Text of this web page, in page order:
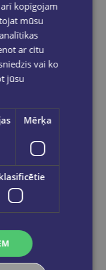
no €40.00.
kad
saņemsi
kopīgojam
mūsu
ar citu
vai ko
jūsu
Mērķa